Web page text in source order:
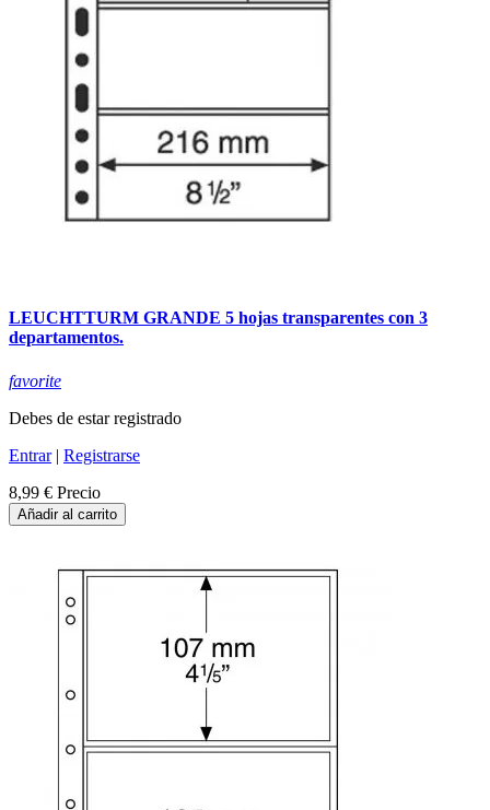
LEUCHTTURM GRANDE 5 hojas transparentes con 3
departamentos.
favorite
Debes de estar registrado
Entrar| Registrarse
8,99 € Precio
Añadir al carrito